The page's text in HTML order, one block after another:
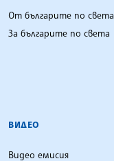
От българите по света
За българите по света
ВИДЕО
Видео емисия